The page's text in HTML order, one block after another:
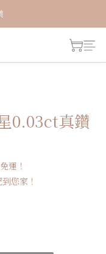
購物金
0.03ct真鑽
運！
您家！